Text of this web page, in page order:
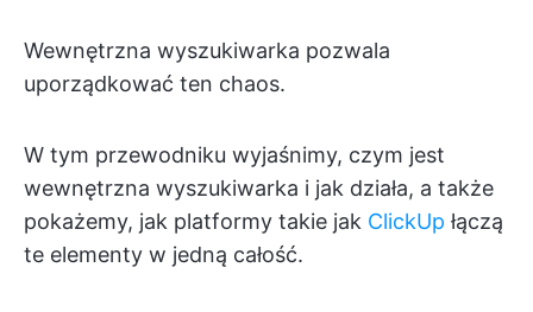
Wewnętrzna wyszukiwarka pozwala
uporządkować ten chaos.
W tym przewodniku wyjaśnimy, czym jest
wewnętrzna wyszukiwarka i jak działa, a także
pokażemy, jak platformy takie jak ClickUp łączą
te elementy w jedną całość.